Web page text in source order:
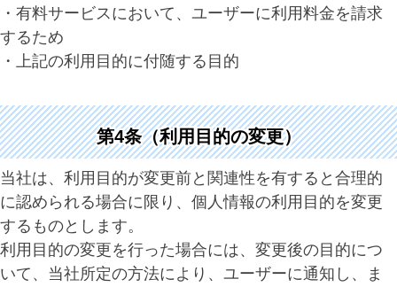
・有料サービスにおいて、ユーザーに利用料金を請求
するため
・上記の利用目的に付随する目的
第4条（利用目的の変更）
当社は、利用目的が変更前と関連性を有すると合理的
に認められる場合に限り、個人情報の利用目的を変更
するものとします。
利用目的の変更を行った場合には、変更後の目的につ
いて、当社所定の方法により、ユーザーに通知し、ま